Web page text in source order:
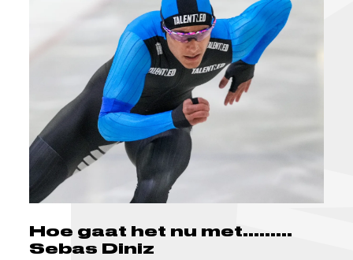
Hoe gaat het nu met.........
Sebas Diniz